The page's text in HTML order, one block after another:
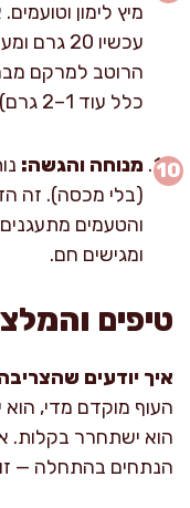
מיץ לימון
עכשיו
הרוטב למרקם
כלל עוד 1–2 גרם).
מנוחה והגשה:
(בלי מכסה). זה
והטעמים
ומגישים חם.
טיפים
איך יודעים
העוף מוקדם מדי, הוא
הוא ישתחרר בקלות.
הנתחים בהתחלה —